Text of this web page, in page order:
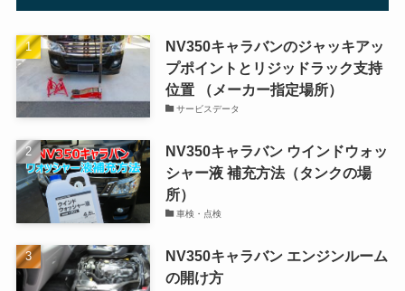
NV350キャラバンのジャッキアッ
プポイントとリジッドラック支持
位置 （メーカー指定場所）
サービスデータ
NV350キャラバン ウインドウォッ
シャー液 補充方法（タンクの場
所）
車検・点検
NV350キャラバン エンジンルーム
の開け方